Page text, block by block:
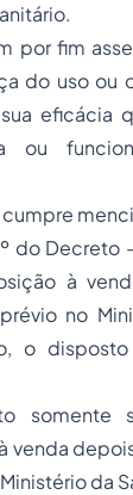
.
por fim
do uso ou
eficácia
ou
cumpre
do Decreto
à
prévio no
o
somente
venda
da